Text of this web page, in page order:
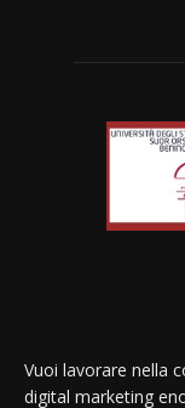
Vuoi lavorare nella
digital marketing